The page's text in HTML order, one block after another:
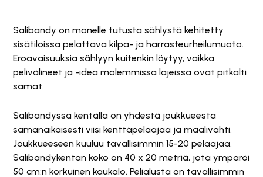
Salibandy on monelle tutusta sählystä kehitetty
sisätiloissa pelattava kilpa- ja harrasteurheilumuoto.
Eroavaisuuksia sählyyn kuitenkin löytyy, vaikka
pelivälineet ja -idea molemmissa lajeissa ovat pitkälti
samat.
Salibandyssa kentällä on yhdestä joukkueesta
samanaikaisesti viisi kenttäpelaajaa ja maalivahti.
Joukkueeseen kuuluu tavallisimmin 15-20 pelaajaa.
Salibandykentän koko on 40 x 20 metriä, jota ympäröi
50 cm:n korkuinen kaukalo. Pelialusta on tavallisimmin